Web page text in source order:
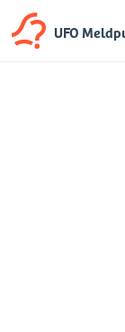
UFO